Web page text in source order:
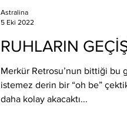
RUHLARIN
Merkür Retrosu’nun bittiği bu
istemez derin bir “oh be”
daha kolay akacaktı...
Astralina
5 Eki 2022